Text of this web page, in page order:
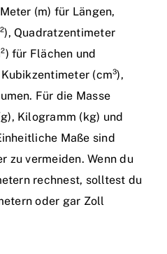
(m) für Längen,
Quadratzentimeter
für Flächen und
(cm³),
Für die Masse
Kilogramm (kg) und
Maße sind
zu vermeiden. Wenn du
rechnest, solltest du
oder gar Zoll